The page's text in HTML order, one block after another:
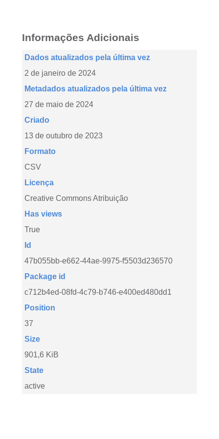
Informações Adicionais
Dados atualizados pela última vez
2 de janeiro de 2024
Metadados atualizados pela última vez
27 de maio de 2024
Criado
13 de outubro de 2023
Formato
CSV
Licença
Creative Commons Atribuição
Has views
True
Id
47b055bb-e662-44ae-9975-f5503d236570
Package id
c712b4ed-08fd-4c79-b746-e400ed480dd1
Position
37
Size
901,6 KiB
State
active